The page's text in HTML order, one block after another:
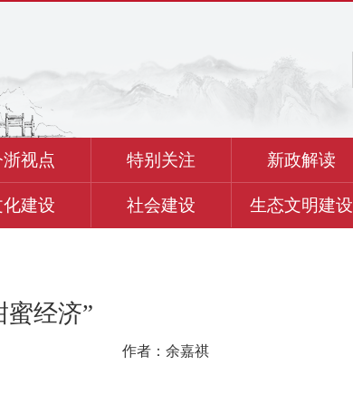
视点 特别关注 新政解读
化建设 社会建设 生态文明建设
蜜经济”
作者：余嘉祺